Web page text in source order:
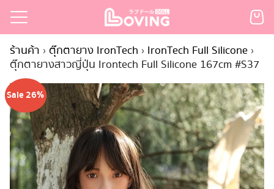
Skip
content
ก
ามแบรนด์
สั่งซื้อ
ะเงิน
for:
ร้านค้า › ตุ๊กตายาง IronTech › IronTech Full Silicone ›
ตุ๊กตายางสาวญี่ปุ่น Irontech Full Silicone 167cm #S37
Sale 26%